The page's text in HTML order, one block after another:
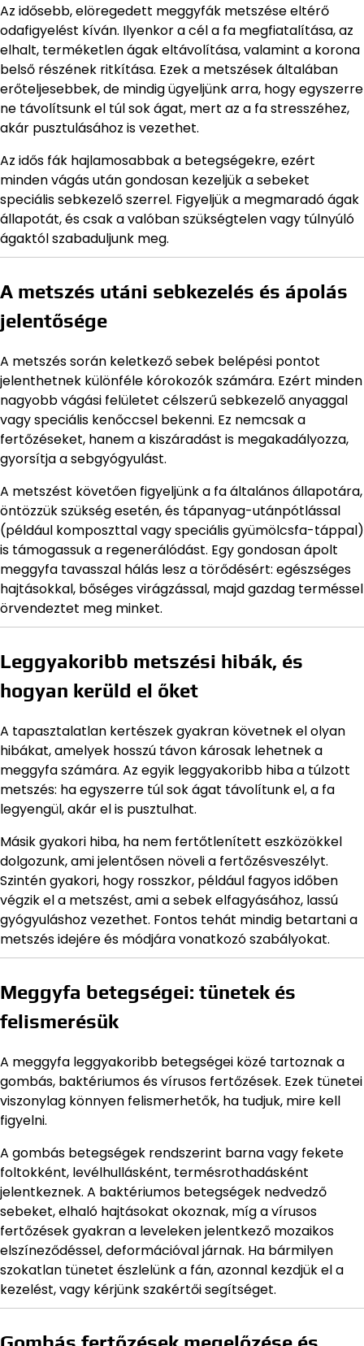
Az idősebb, elöregedett meggyfák metszése eltérő
odafigyelést kíván. Ilyenkor a cél a fa megfiatalítása, az
elhalt, terméketlen ágak eltávolítása, valamint a korona
belső részének ritkítása. Ezek a metszések általában
erőteljesebbek, de mindig ügyeljünk arra, hogy egyszerre
ne távolítsunk el túl sok ágat, mert az a fa stresszéhez,
akár pusztulásához is vezethet.
Az idős fák hajlamosabbak a betegségekre, ezért
minden vágás után gondosan kezeljük a sebeket
speciális sebkezelő szerrel. Figyeljük a megmaradó ágak
állapotát, és csak a valóban szükségtelen vagy túlnyúló
ágaktól szabaduljunk meg.
A metszés utáni sebkezelés és ápolás
jelentősége
A metszés során keletkező sebek belépési pontot
jelenthetnek különféle kórokozók számára. Ezért minden
nagyobb vágási felületet célszerű sebkezelő anyaggal
vagy speciális kenőccsel bekenni. Ez nemcsak a
fertőzéseket, hanem a kiszáradást is megakadályozza,
gyorsítja a sebgyógyulást.
A metszést követően figyeljünk a fa általános állapotára,
öntözzük szükség esetén, és tápanyag-utánpótlással
(például komposzttal vagy speciális gyümölcsfa-táppal)
is támogassuk a regenerálódást. Egy gondosan ápolt
meggyfa tavasszal hálás lesz a törődésért: egészséges
hajtásokkal, bőséges virágzással, majd gazdag terméssel
örvendeztet meg minket.
Leggyakoribb metszési hibák, és
hogyan kerüld el őket
A tapasztalatlan kertészek gyakran követnek el olyan
hibákat, amelyek hosszú távon károsak lehetnek a
meggyfa számára. Az egyik leggyakoribb hiba a túlzott
metszés: ha egyszerre túl sok ágat távolítunk el, a fa
legyengül, akár el is pusztulhat.
Másik gyakori hiba, ha nem fertőtlenített eszközökkel
dolgozunk, ami jelentősen növeli a fertőzésveszélyt.
Szintén gyakori, hogy rosszkor, például fagyos időben
végzik el a metszést, ami a sebek elfagyásához, lassú
gyógyuláshoz vezethet. Fontos tehát mindig betartani a
metszés idejére és módjára vonatkozó szabályokat.
Meggyfa betegségei: tünetek és
felismerésük
A meggyfa leggyakoribb betegségei közé tartoznak a
gombás, baktériumos és vírusos fertőzések. Ezek tünetei
viszonylag könnyen felismerhetők, ha tudjuk, mire kell
figyelni.
A gombás betegségek rendszerint barna vagy fekete
foltokként, levélhullásként, termésrothadásként
jelentkeznek. A baktériumos betegségek nedvedző
sebeket, elhaló hajtásokat okoznak, míg a vírusos
fertőzések gyakran a leveleken jelentkező mozaikos
elszíneződéssel, deformációval járnak. Ha bármilyen
szokatlan tünetet észlelünk a fán, azonnal kezdjük el a
kezelést, vagy kérjünk szakértői segítséget.